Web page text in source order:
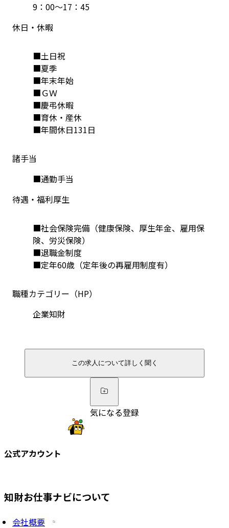
9：00～17：45
休日・休暇
■土日祝
■夏季
■年末年始
■ＧＷ
■慶弔休暇
■育休・産休
■年間休日131日
諸手当
■通勤手当
待遇・福利厚生
■社会保険完備（健康保険、厚生年金、雇用保
険、労災保険）
■退職金制度
■定年60歳（定年後の再雇用制度有）
職種カテゴリー（HP）
企業知財
この求人について詳しく聞く
気になる登録
公式アカウント
知財お仕事ナビについて
会社概要